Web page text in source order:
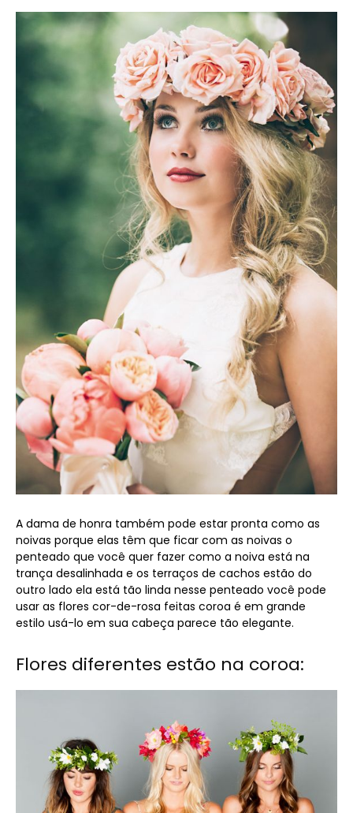
A dama de honra também pode estar pronta como as
noivas porque elas têm que ficar com as noivas o
penteado que você quer fazer como a noiva está na
trança desalinhada e os terraços de cachos estão do
outro lado ela está tão linda nesse penteado você pode
usar as flores cor-de-rosa feitas coroa é em grande
estilo usá-lo em sua cabeça parece tão elegante.
Flores diferentes estão na coroa: